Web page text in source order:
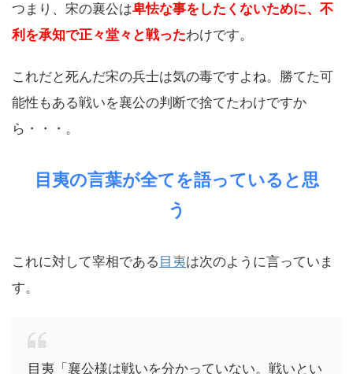
つまり、宋の襄公は卑怯な事をしたくないために、不
利を承知で正々堂々と戦ったわけです。
これだと死んだ宋の兵士は気の毒ですよね。勝てた可
能性もある戦いを襄公の判断で捨てたわけですか
ら・・・。
目夷の言葉が全てを語っていると思
う
これに対して宰相である 目夷は次のように言っていま
す。
目夷「襄公様は戦いを分かっていない。戦いとい